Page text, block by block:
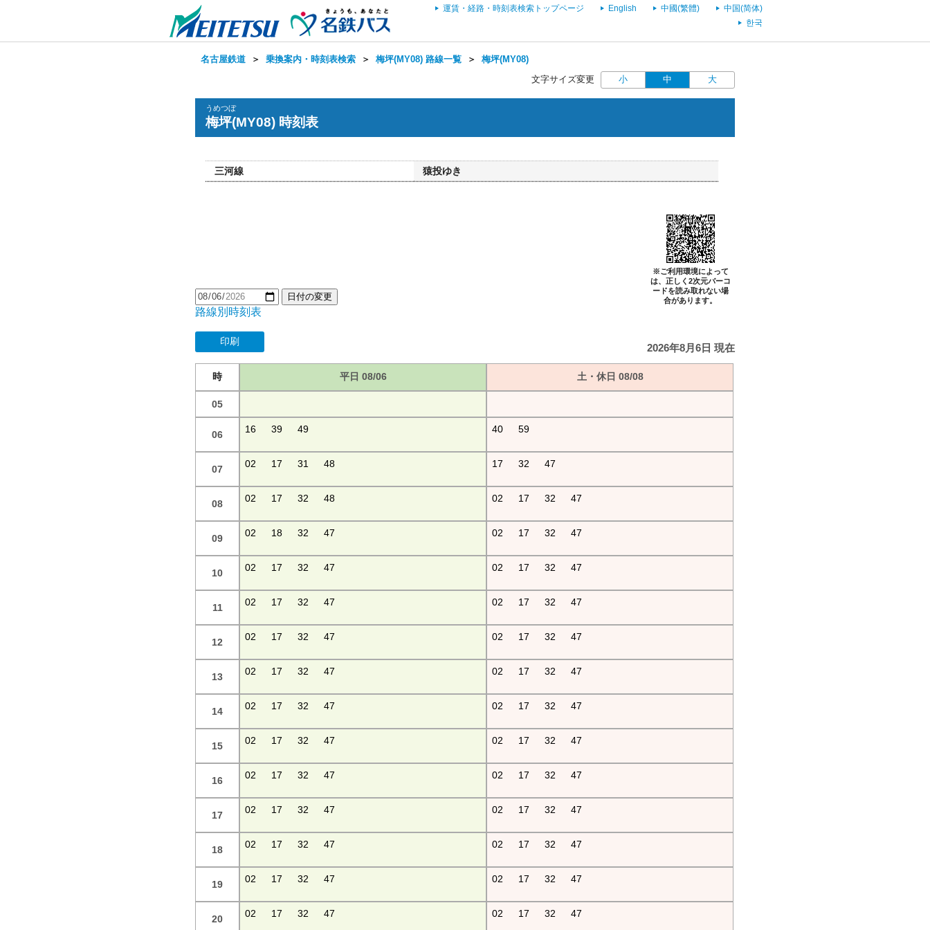
運賃・経路・時刻表検索トップページ English 中國(繁體)
中国(简体)
한국
名古屋鉄道 ＞ 乗換案内・時刻表検索 ＞ 梅坪(MY08) 路線一覧 ＞ 梅坪(MY08)
文字サイズ変更 小 中 大
うめつぼ
梅坪(MY08) 時刻表
三河線 猿投ゆき
※ご利用環境によって
は、正しく2次元バーコ
ードを読み取れない場
合があります。
日付の変更
路線別時刻表
印刷
2026年8月6日 現在
時 平日 08/06 土・休日 08/08
05
06 16 39 49 40 59
07 02 17 31 48 17 32 47
08 02 17 32 48 02 17 32 47
09 02 18 32 47 02 17 32 47
10 02 17 32 47 02 17 32 47
11 02 17 32 47 02 17 32 47
12 02 17 32 47 02 17 32 47
13 02 17 32 47 02 17 32 47
14 02 17 32 47 02 17 32 47
15 02 17 32 47 02 17 32 47
16 02 17 32 47 02 17 32 47
17 02 17 32 47 02 17 32 47
18 02 17 32 47 02 17 32 47
19 02 17 32 47 02 17 32 47
20 02 17 32 47 02 17 32 47